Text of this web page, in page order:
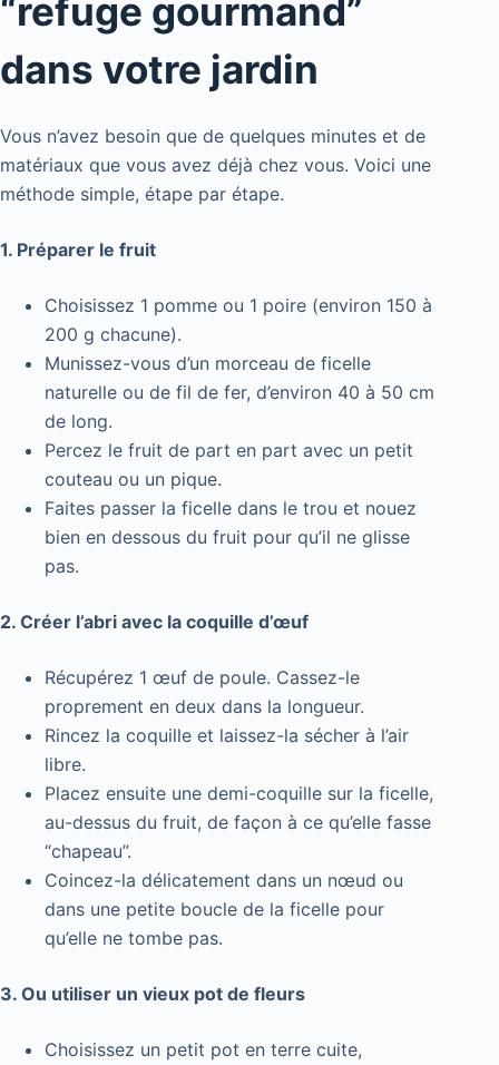
“refuge gourmand”
dans votre jardin
Vous n’avez besoin que de quelques minutes et de
matériaux que vous avez déjà chez vous. Voici une
méthode simple, étape par étape.
1. Préparer le fruit
Choisissez 1 pomme ou 1 poire (environ 150 à
200 g chacune).
Munissez-vous d’un morceau de ficelle
naturelle ou de fil de fer, d’environ 40 à 50 cm
de long.
Percez le fruit de part en part avec un petit
couteau ou un pique.
Faites passer la ficelle dans le trou et nouez
bien en dessous du fruit pour qu’il ne glisse
pas.
2. Créer l’abri avec la coquille d’œuf
Récupérez 1 œuf de poule. Cassez-le
proprement en deux dans la longueur.
Rincez la coquille et laissez-la sécher à l’air
libre.
Placez ensuite une demi-coquille sur la ficelle,
au-dessus du fruit, de façon à ce qu’elle fasse
“chapeau”.
Coincez-la délicatement dans un nœud ou
dans une petite boucle de la ficelle pour
qu’elle ne tombe pas.
3. Ou utiliser un vieux pot de fleurs
Choisissez un petit pot en terre cuite,